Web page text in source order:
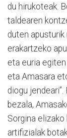
du hirukoteak.
taldearen
duten apusturik
erakartzeko
eta euria
eta Amasara
diogu
bezala,
Sorgina elizako
artifizialak